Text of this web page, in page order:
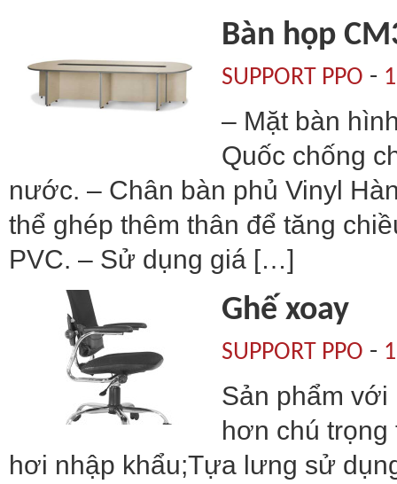
Bàn họp
SUPPORT PPO -
– Mặt bàn
Quốc chống
nước. – Chân bàn phủ Vinyl
thể ghép thêm thân để tăng
PVC. – Sử dụng giá […]
Ghế xoay
SUPPORT PPO -
Sản phẩm
hơn chú
hơi nhập khẩu;Tựa lưng sử